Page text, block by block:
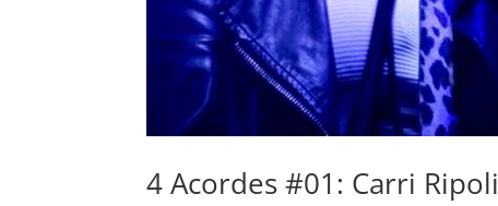
4 Acordes #01: Carri Ripoli